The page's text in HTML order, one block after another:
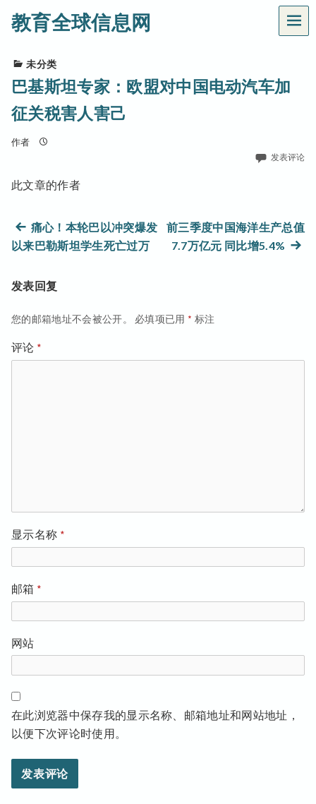
教育全球信息网
菜
单
未分类
巴基斯坦专家：欧盟对中国电动汽车加
征关税害人害己
作者
发表评论
此文章的作者
文
章
导
航
上
篇
章：
痛心！本轮巴以冲突爆发
以来巴勒斯坦学生死亡过万
前三季度中国海洋生产总值
7.7万亿元 同比增5.4% 下
发表回复
您的邮箱地址不会被公开。 必填项已用 * 标注
评论 *
显示名称 *
邮箱 *
网站
在此浏览器中保存我的显示名称、邮箱地址和网站地址，
以便下次评论时使用。